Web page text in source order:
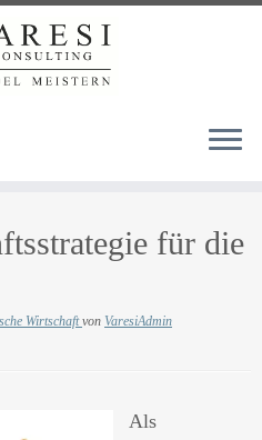
für die
Wirtschaftvon VaresiAdmin
Als